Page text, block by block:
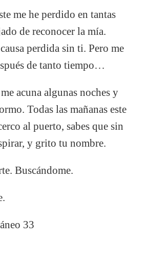
me he perdido en tantas
de reconocer la mía.
perdida sin ti. Pero me
de tanto tiempo…
acuna algunas noches y
Todas las mañanas este
al puerto, sabes que sin
y grito tu nombre.
Buscándome.
33